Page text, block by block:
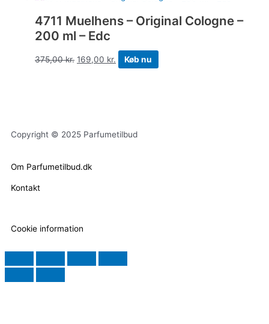
4711 Muelhens – Original Cologne –
200 ml – Edc
375,00kr. 169,00 kr. Køb nu
Copyright © 2025 Parfumetilbud
Om Parfumetilbud.dk
Kontakt
Cookie information